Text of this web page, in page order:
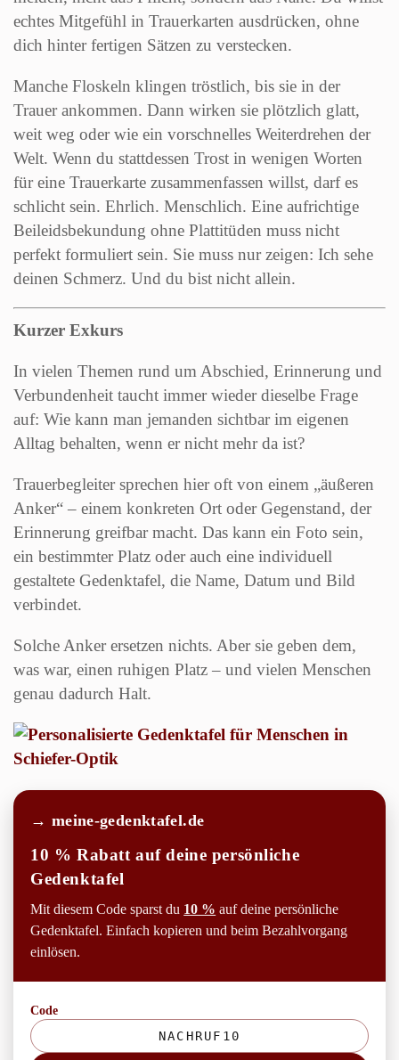
echtes Mitgefühl in Trauerkarten ausdrücken, ohne
dich hinter fertigen Sätzen zu verstecken.
Manche Floskeln klingen tröstlich, bis sie in der
Trauer ankommen. Dann wirken sie plötzlich glatt,
weit weg oder wie ein vorschnelles Weiterdrehen der
Welt. Wenn du stattdessen Trost in wenigen Worten
für eine Trauerkarte zusammenfassen willst, darf es
schlicht sein. Ehrlich. Menschlich. Eine aufrichtige
Beileidsbekundung ohne Plattitüden muss nicht
perfekt formuliert sein. Sie muss nur zeigen: Ich sehe
deinen Schmerz. Und du bist nicht allein.
Kurzer Exkurs
In vielen Themen rund um Abschied, Erinnerung und
Verbundenheit taucht immer wieder dieselbe Frage
auf: Wie kann man jemanden sichtbar im eigenen
Alltag behalten, wenn er nicht mehr da ist?
Trauerbegleiter sprechen hier oft von einem „äußeren
Anker“ – einem konkreten Ort oder Gegenstand, der
Erinnerung greifbar macht. Das kann ein Foto sein,
ein bestimmter Platz oder auch eine individuell
gestaltete Gedenktafel, die Name, Datum und Bild
verbindet.
Solche Anker ersetzen nichts. Aber sie geben dem,
was war, einen ruhigen Platz – und vielen Menschen
genau dadurch Halt.
→ meine-gedenktafel.de
10 % Rabatt auf deine persönliche
Gedenktafel
Mit diesem Code sparst du 10 % auf deine persönliche
Gedenktafel. Einfach kopieren und beim Bezahlvorgang
einlösen.
Code